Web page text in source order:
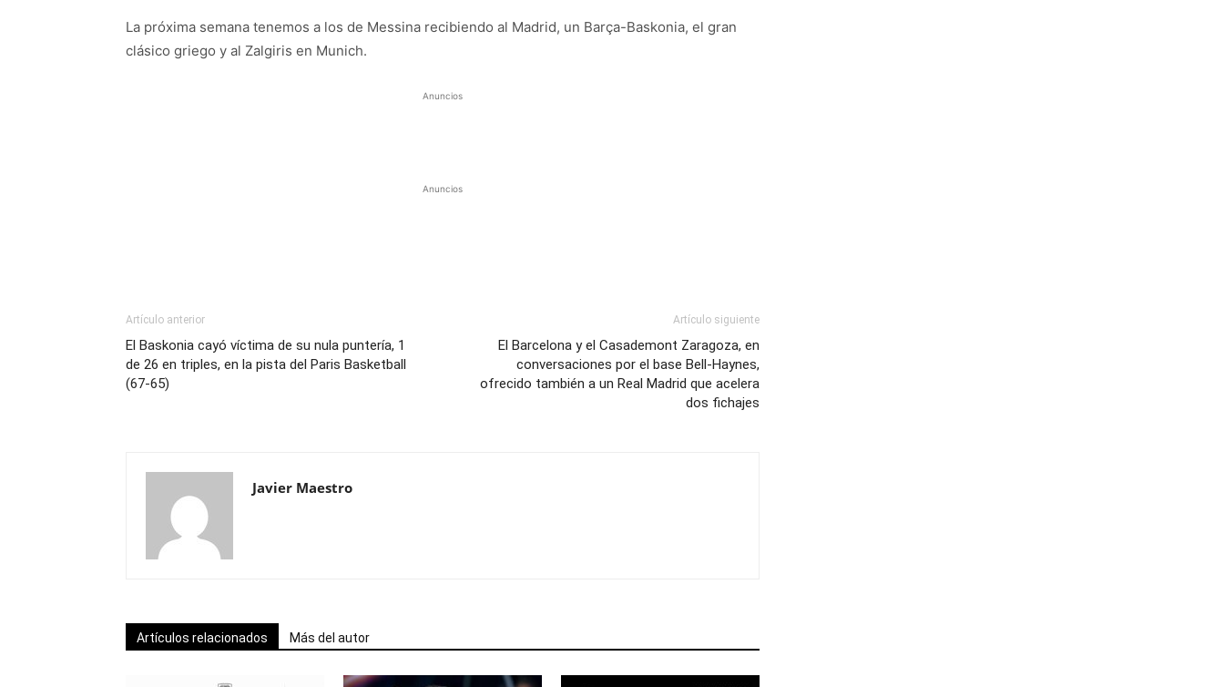
La próxima semana tenemos a los de Messina recibiendo al Madrid, un Barça-Baskonia, el gran
clásico griego y al Zalgiris en Munich.
Anuncios
Anuncios
Artículo anterior
El Baskonia cayó víctima de su nula puntería, 1
de 26 en triples, en la pista del Paris Basketball
(67-65)
Artículo siguiente
El Barcelona y el Casademont Zaragoza, en
conversaciones por el base Bell-Haynes,
ofrecido también a un Real Madrid que acelera
dos fichajes
Javier Maestro
Artículos relacionados Más del autor